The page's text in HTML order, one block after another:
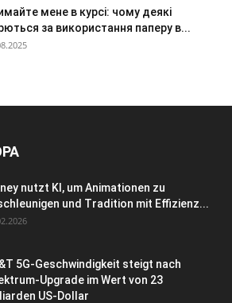
мене в курсі: чому деякі
за використання паперу в...
nutzt KI, um Animationen zu
und Tradition mit Effizienz...
5G-Geschwindigkeit steigt nach
Upgrade im Wert von 23
US-Dollar